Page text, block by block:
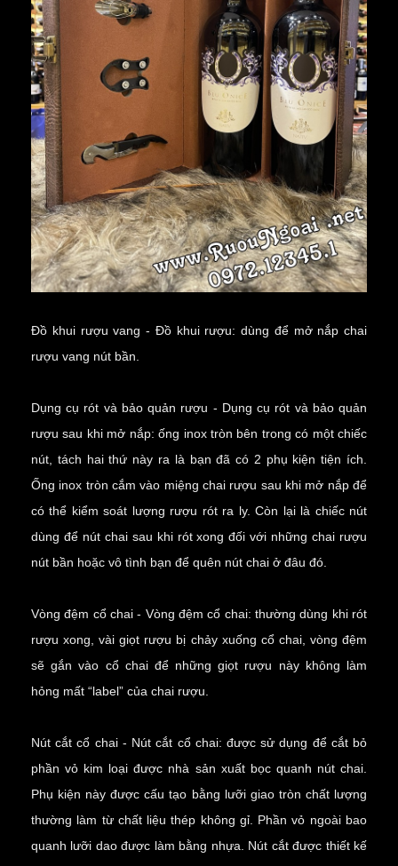
Đồ khui rượu vang - Đồ khui rượu: dùng để mở nắp chai
rượu vang nút bần.
Dụng cụ rót và bảo quản rượu - Dụng cụ rót và bảo quản
rượu sau khi mở nắp: ống inox tròn bên trong có một chiếc
nút, tách hai thứ này ra là bạn đã có 2 phụ kiện tiện ích.
Ống inox tròn cắm vào miệng chai rượu sau khi mở nắp để
có thể kiểm soát lượng rượu rót ra ly. Còn lại là chiếc nút
dùng để nút chai sau khi rót xong đối với những chai rượu
nút bần hoặc vô tình bạn để quên nút chai ở đâu đó.
Vòng đệm cổ chai - Vòng đệm cổ chai: thường dùng khi rót
rượu xong, vài giọt rượu bị chảy xuống cổ chai, vòng đệm
sẽ gắn vào cổ chai để những giọt rượu này không làm
hỏng mất “label” của chai rượu.
Nút cắt cổ chai - Nút cắt cổ chai: được sử dụng để cắt bỏ
phần vỏ kim loại được nhà sản xuất bọc quanh nút chai.
Phụ kiện này được cấu tạo bằng lưỡi giao tròn chất lượng
thường làm từ chất liệu thép không gỉ. Phần vỏ ngoài bao
quanh lưỡi dao được làm bằng nhựa. Nút cắt được thiết kế